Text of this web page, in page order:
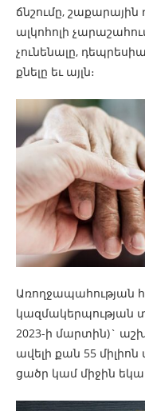
ճնշումը,
ալկոհոլի
չունենալը,
քնելը եւ այլն։
Առողջապահության
կազմակերպության
2023-ի մարտին)`
ավելի քան 55
ցածր կամ միջին